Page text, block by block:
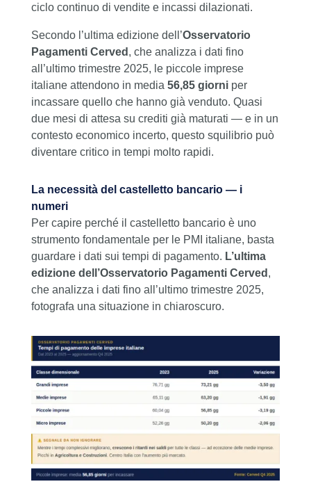
ciclo continuo di vendite e incassi dilazionati.
Secondo l’ultima edizione dell’Osservatorio
Pagamenti Cerved , che analizza i dati fino
all’ultimo trimestre 2025, le piccole imprese
italiane attendono in media 56,85 giorniper
incassare quello che hanno già venduto. Quasi
due mesi di attesa su crediti già maturati — e in un
contesto economico incerto, questo squilibrio può
diventare critico in tempi molto rapidi.
La necessità del castelletto bancario — i
numeri
Per capire perché il castelletto bancario è uno
strumento fondamentale per le PMI italiane, basta
guardare i dati sui tempi di pagamento. L’ultima
edizione dell’Osservatorio Pagamenti Cerved ,
che analizza i dati fino all’ultimo trimestre 2025,
fotografa una situazione in chiaroscuro.